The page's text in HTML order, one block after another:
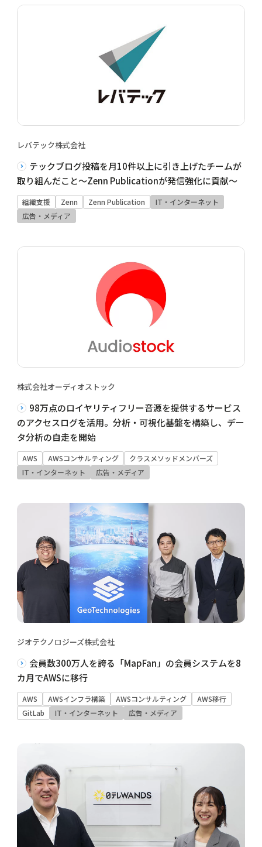
レバテック株式会社
テックブログ投稿を月10件以上に引き上げたチームが
取り組んだこと〜Zenn Publicationが発信強化に貢献〜
組織支援 Zenn Zenn Publication
IT・インターネット
広告・メディア
株式会社オーディオストック
98万点のロイヤリティフリー音源を提供するサービス
のアクセスログを活用。分析・可視化基盤を構築し、デー
タ分析の自走を開始
AWS AWSコンサルティング
クラスメソッドメンバーズ
IT・インターネット
広告・メディア
ジオテクノロジーズ株式会社
会員数300万人を誇る「MapFan」の会員システムを8
カ月でAWSに移行
AWS AWSインフラ構築 AWSコンサルティング
AWS移行
GitLab
IT・インターネット 広告・メディア